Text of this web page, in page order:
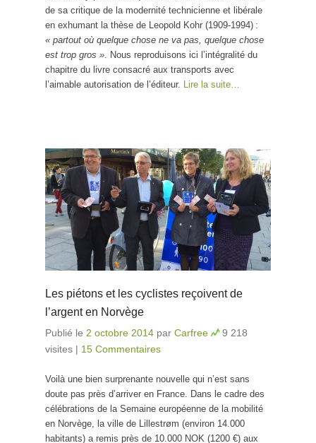
de sa critique de la modernité technicienne et libérale
en exhumant la thèse de Leopold Kohr (1909-1994) :
« partout où quelque chose ne va pas, quelque chose
est trop gros » . Nous reproduisons ici l’intégralité du
chapitre du livre consacré aux transports avec
l’aimable autorisation de l’éditeur.
Lire la suite…
Les piétons et les cyclistes reçoivent de
l’argent en Norvège
Publié le 2 octobre 2014 par Carfree
9 218
visites | 15 Commentaires
Voilà une bien surprenante nouvelle qui n’est sans
doute pas près d’arriver en France. Dans le cadre des
célébrations de la Semaine européenne de la mobilité
en Norvège, la ville de Lillestrøm (environ 14.000
habitants) a remis près de 10.000 NOK (1200 €) aux